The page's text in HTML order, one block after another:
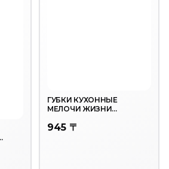
ГУБКИ КУХОННЫЕ
МЕЛОЧИ ЖИЗНИ
945 〒